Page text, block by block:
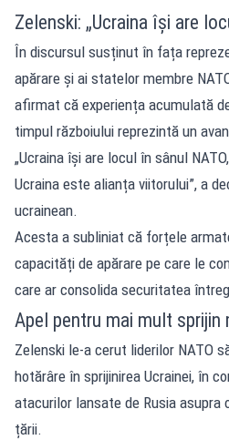
Zelenski: „Ucraina își are
În discursul susținut în fața
apărare și ai statelor membre
afirmat că experiența acumulată
timpul războiului reprezintă un
„Ucraina își are locul în sânul
Ucraina este alianța viitorului”, a
ucrainean.
Acesta a subliniat că forțele
capacități de apărare pe care le
care ar consolida securitatea
Apel pentru mai mult sprijin
Zelenski le-a cerut liderilor NATO
hotărâre în sprijinirea Ucrainei, în
atacurilor lansate de Rusia
țării.